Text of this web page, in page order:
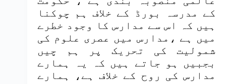
کے مدرسہ بورڈ کے خلاف ہم چوکنا
ہیں کہ اس سے مدارس کا وجود خطرے
میں ہے ،مدارس میں عصری علوم کی
شمولیت کی تحریک پر ہم چیں
بجبیں ہو جاتے ہیں کہ یہ ہمارے
مدارس کی روح کے خلاف ہے، ہمارے